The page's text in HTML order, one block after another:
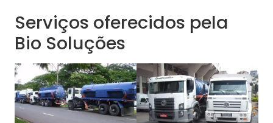
Serviços oferecidos pela
Bio Soluções